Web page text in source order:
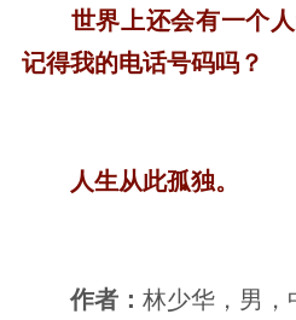
世界上还会有一个
记得我的电话号码吗？
人生从此孤独。
作者： 林少华，男，